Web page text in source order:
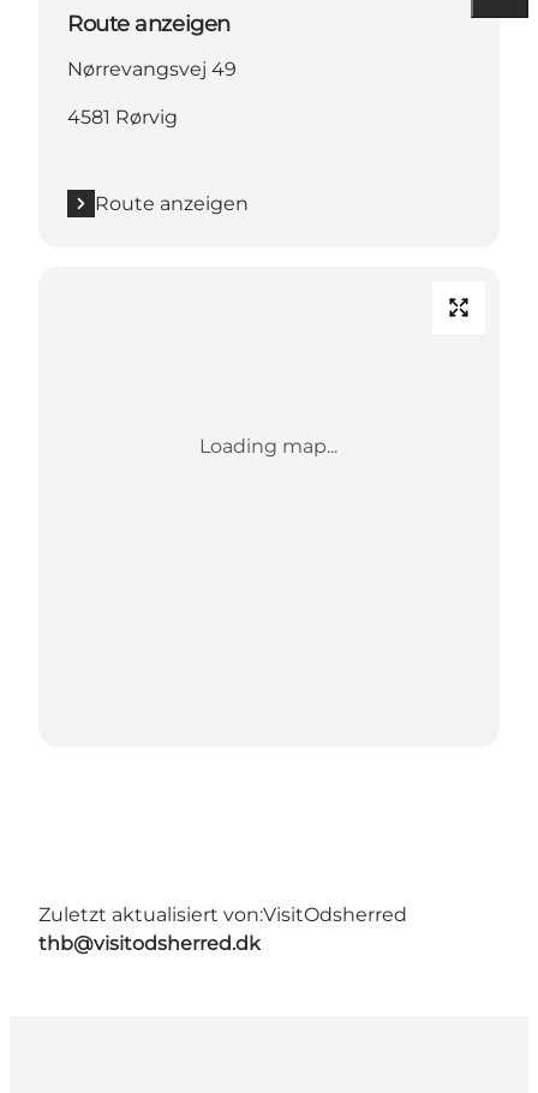
Route anzeigen
Nørrevangsvej 49
4581 Rørvig
Route anzeigen
Loading map...
Zuletzt aktualisiert von:VisitOdsherred
thb@visitodsherred.dk